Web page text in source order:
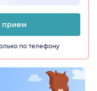
прием
по телефону